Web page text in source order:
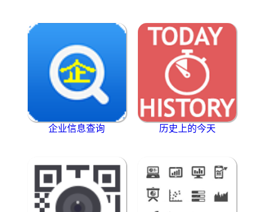
企业信息查询 历史上的今天